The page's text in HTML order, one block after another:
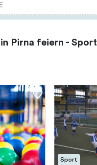
Pirna feiern - Sport
Sport